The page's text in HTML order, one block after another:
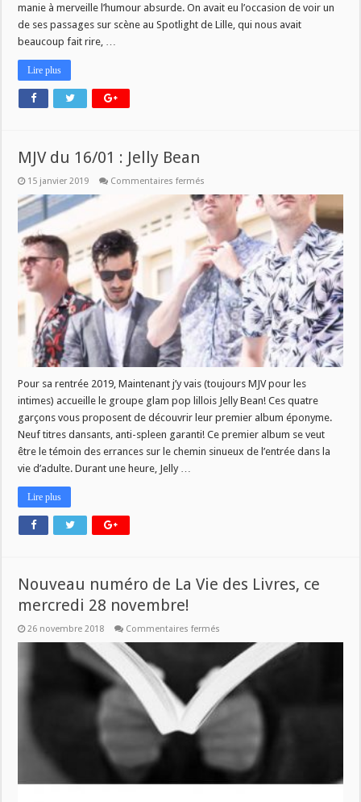
manie à merveille l’humour absurde. On avait eu l’occasion de voir un
de ses passages sur scène au Spotlight de Lille, qui nous avait
beaucoup fait rire, …
Lire plus
MJV du 16/01 : Jelly Bean
15 janvier 2019 Commentaires fermés
du
16/01
:
Jelly
Bean
Pour sa rentrée 2019, Maintenant j’y vais (toujours MJV pour les
intimes) accueille le groupe glam pop lillois Jelly Bean! Ces quatre
garçons vous proposent de découvrir leur premier album éponyme.
Neuf titres dansants, anti-spleen garanti! Ce premier album se veut
être le témoin des errances sur le chemin sinueux de l’entrée dans la
vie d’adulte. Durant une heure, Jelly …
Lire plus
Nouveau numéro de La Vie des Livres, ce
mercredi 28 novembre!
26 novembre 2018 Commentaires fermés
numéro
de
La
des
Livres,
novembre!